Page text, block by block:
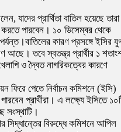
যাদের প্রার্থিতা বাতিল হয়েছে তারা
পারবেন। ১০ ডিসেম্বর থেকে
কারণ প্রসঙ্গে ইসির
আছে। তবে স্বতন্ত্র প্রার্থীর ১
ও দ্বৈত নাগরিকত্বের কারণে
ফিরে পেতে নির্বাচন কমিশনে (ইসি)
প্রার্থীরা। এ লক্ষ্যে ইসিতে
সংস্থাটি।
সিদ্ধান্তের বিরুদ্ধে কমিশনে আপিল